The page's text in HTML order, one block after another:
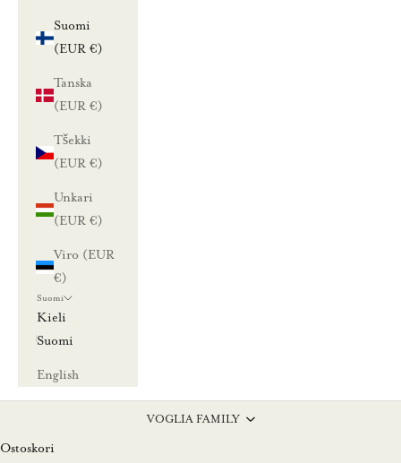
Suomi
(EUR €)
Tanska
(EUR €)
Tšekki
(EUR €)
Unkari
(EUR €)
Viro (EUR
€)
Suomi
Kieli
Suomi
English
VOGLIA FAMILY
Ostoskori